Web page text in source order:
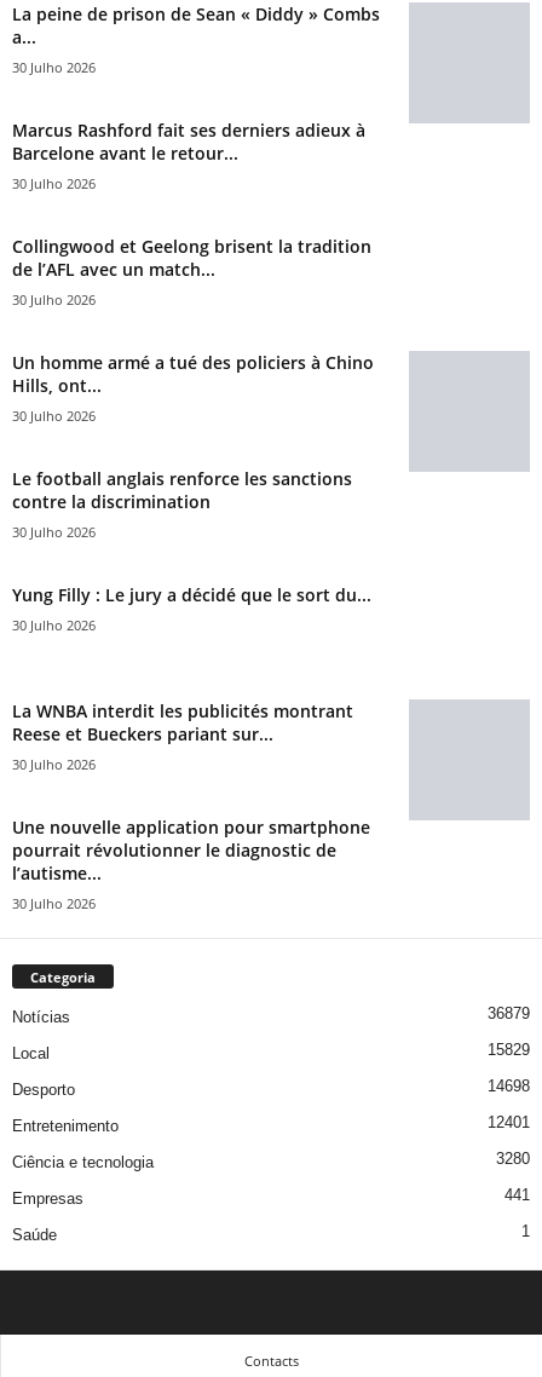
La peine de prison de Sean « Diddy » Combs
a...
30 Julho 2026
Marcus Rashford fait ses derniers adieux à
Barcelone avant le retour...
30 Julho 2026
Collingwood et Geelong brisent la tradition
de l’AFL avec un match...
30 Julho 2026
Un homme armé a tué des policiers à Chino
Hills, ont...
30 Julho 2026
Le football anglais renforce les sanctions
contre la discrimination
30 Julho 2026
Yung Filly : Le jury a décidé que le sort du...
30 Julho 2026
La WNBA interdit les publicités montrant
Reese et Bueckers pariant sur...
30 Julho 2026
Une nouvelle application pour smartphone
pourrait révolutionner le diagnostic de
l’autisme...
30 Julho 2026
Categoria
Notícias 36879
Local 15829
Desporto 14698
Entretenimento 12401
Ciência e tecnologia 3280
Empresas 441
Saúde 1
Contacts